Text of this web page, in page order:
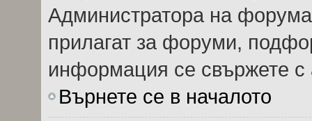
Администратора на
прилагат за форуми,
информация се свържете с
Върнете се в началото